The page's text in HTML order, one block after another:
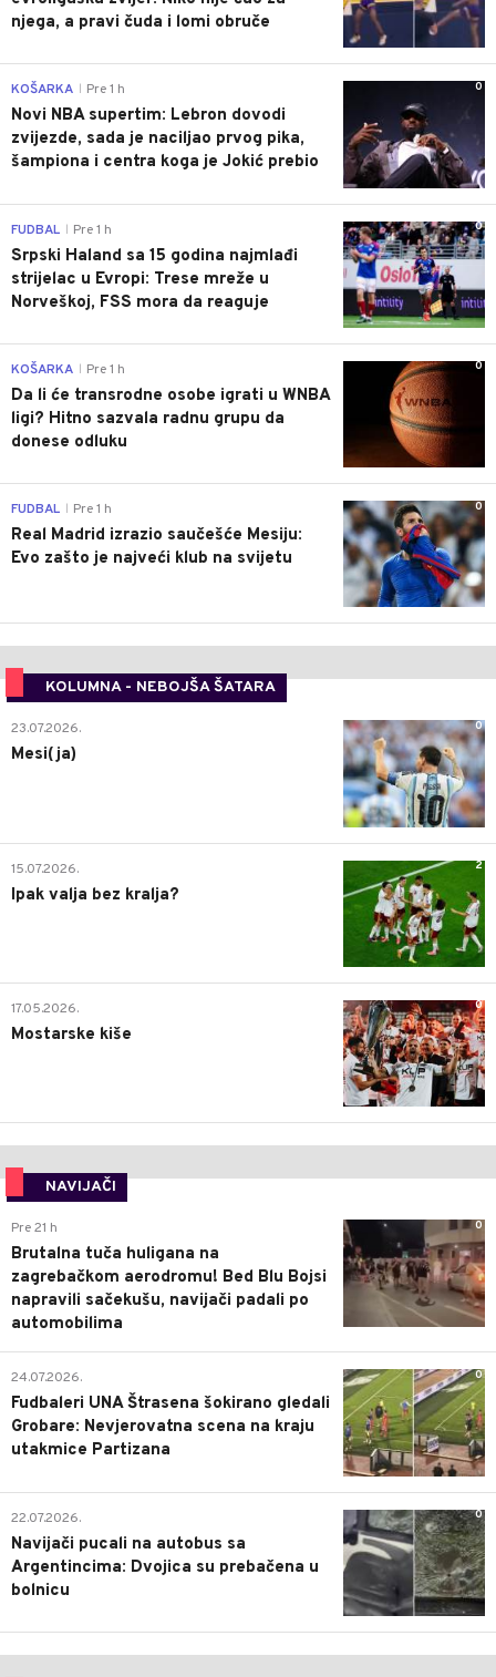
njega, a pravi čuda i lomi obruče
0
KOŠARKA Pre 1 h
Novi NBA supertim: Lebron dovodi
zvijezde, sada je naciljao prvog pika,
šampiona i centra koga je Jokić prebio
0
FUDBAL Pre 1 h
Srpski Haland sa 15 godina najmlađi
strijelac u Evropi: Trese mreže u
Norveškoj, FSS mora da reaguje
0
KOŠARKA Pre 1 h
Da li će transrodne osobe igrati u WNBA
ligi? Hitno sazvala radnu grupu da
donese odluku
0
FUDBAL Pre 1 h
Real Madrid izrazio saučešće Mesiju:
Evo zašto je najveći klub na svijetu
KOLUMNA - NEBOJŠA ŠATARA
0
23.07.2026.
Mesi(ja)
2
15.07.2026.
Ipak valja bez kralja?
0
17.05.2026.
Mostarske kiše
NAVIJAČI
0
Pre 21 h
Brutalna tuča huligana na
zagrebačkom aerodromu! Bed Blu Bojsi
napravili sačekušu, navijači padali po
automobilima
0
24.07.2026.
Fudbaleri UNA Štrasena šokirano gledali
Grobare: Nevjerovatna scena na kraju
utakmice Partizana
0
22.07.2026.
Navijači pucali na autobus sa
Argentincima: Dvojica su prebačena u
bolnicu